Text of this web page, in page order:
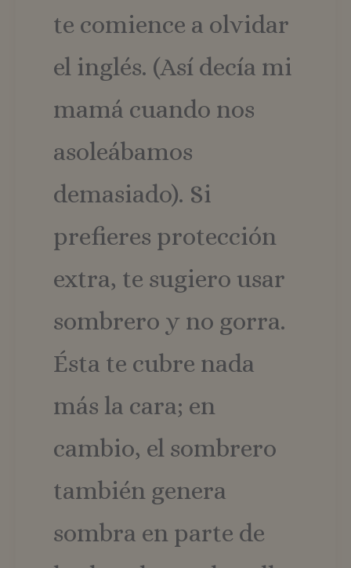
te comience a olvidar
el inglés. (Así decía mi
mamá cuando nos
asoleábamos
demasiado). Si
prefieres protección
extra, te sugiero usar
sombrero y no gorra.
Ésta te cubre nada
más la cara; en
cambio, el sombrero
también genera
sombra en parte de